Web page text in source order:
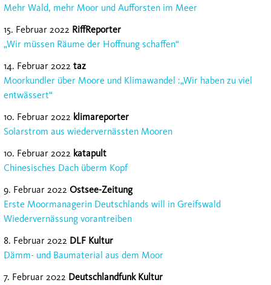
Mehr Wald, mehr Moor und Aufforsten im Meer
15. Februar 2022 RiffReporter
„Wir müssen Räume der Hoffnung schaffen“
14. Februar 2022 taz
Moorkundler über Moore und Klimawandel :„Wir haben zu viel
entwässert“
10. Februar 2022 klimareporter
Solarstrom aus wiedervernässten Mooren
10. Februar 2022 katapult
Chinesisches Dach überm Kopf
9. Februar 2022 Ostsee-Zeitung
Erste Moormanagerin Deutschlands will in Greifswald
Wiedervernässung vorantreiben
8. Februar 2022 DLF Kultur
Dämm- und Baumaterial aus dem Moor
7. Februar 2022 Deutschlandfunk Kultur